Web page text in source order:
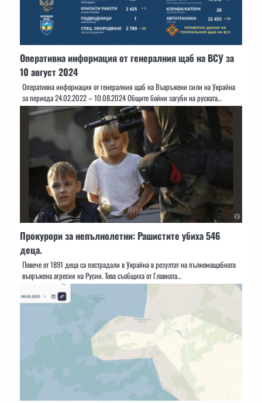
Оперативна информация от генералния щаб на ВСУ за
10 август 2024
Оперативна информация от генералния щаб на Въоръжени сили на Украйна
за периода 24.02.2022 – 10.08.2024 Общите бойни загуби на руската…
Прокурори за непълнолетни: Рашистите убиха 546
деца.
Повече от 1891 деца са пострадали в Украйна в резултат на пълномащабната
въоръжена агресия на Русия. Това съобщиха от Главната…